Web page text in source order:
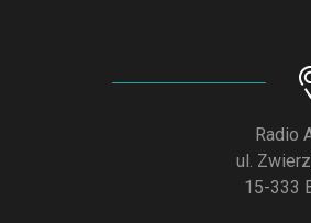
Radio
ul.
15-333